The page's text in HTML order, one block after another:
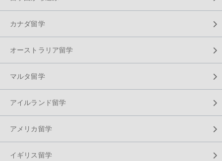
カナダ留学
オーストラリア留学
マルタ留学
アイルランド留学
アメリカ留学
イギリス留学